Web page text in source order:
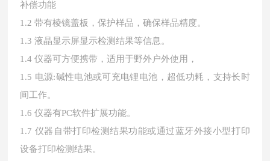
补偿功能
1.2 带有棱镜盖板，保护样品，确保样品精度。
1.3 液晶显示屏显示检测结果等信息。
1.4 仪器可方便携带，适用于野外户外使用，
1.5 电源:碱性电池或可充电锂电池，超低功耗，支持长时
间工作。
1.6 仪器有PC软件扩展功能。
1.7 仪器自带打印检测结果功能或通过蓝牙外接小型打印
设备打印检测结果。